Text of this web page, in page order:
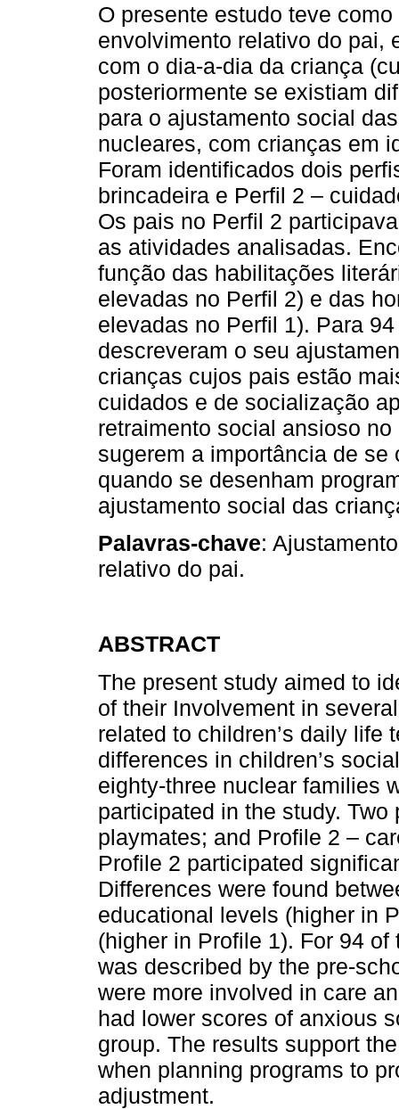
O presente estudo teve
envolvimento relativo do pai,
com o dia-a-dia da criança
posteriormente se existiam
para o ajustamento social
nucleares, com crianças em
Foram identificados dois
brincadeira e Perfil 2 –
Os pais no Perfil 2
as atividades analisadas.
função das habilitações
elevadas no Perfil 2) e das
elevadas no Perfil 1). Para
descreveram o seu
crianças cujos pais estão
cuidados e de socialização
retraimento social ansioso
sugerem a importância de
quando se desenham
ajustamento social das
Palavras-chave:
relativo do pai.
ABSTRACT
The present study aimed to
of their Involvement in
related to children’s daily life
differences in children’s
eighty-three nuclear families
participated in the study.
playmates; and Profile 2 –
Profile 2 participated
Differences were found
educational levels (higher in
(higher in Profile 1). For 94
was described by the pre-
were more involved in care
had lower scores of anxious
group. The results support
when planning programs to
adjustment.